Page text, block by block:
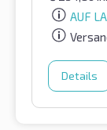
AUF
Details